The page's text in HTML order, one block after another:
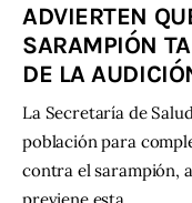
ADVIERTEN
SARAMPIÓN
DE LA
La Secretaría de
población para
contra el sarampión,